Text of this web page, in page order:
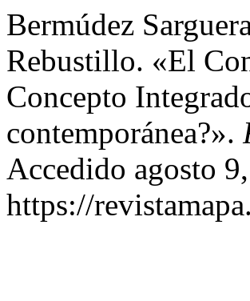
Bermúdez
Rebustillo. «El
Concepto
contemporánea?».
Accedido agosto
https://